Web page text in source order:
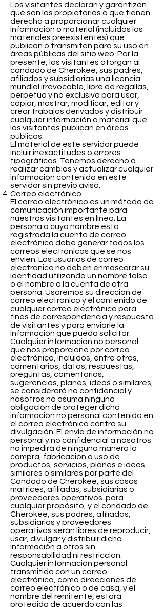
Los visitantes declaran y garantizan
que son los propietarios o que tienen
derecho a proporcionar cualquier
información o material (incluidos los
materiales preexistentes) que
publican o transmiten para su uso en
áreas públicas del sitio web. Por la
presente, los visitantes otorgan al
condado de Cherokee, sus padres,
afiliados y subsidiarias una licencia
mundial irrevocable, libre de regalías,
perpetua y no exclusiva para usar,
copiar, mostrar, modificar, editar y
crear trabajos derivados y distribuir
cualquier información o material que
los visitantes publican en áreas
públicas.
El material de este servidor puede
incluir inexactitudes o errores
tipográficos. Tenemos derecho a
realizar cambios y actualizar cualquier
información contenida en este
servidor sin previo aviso.
Correo electrónico
El correo electrónico es un método de
comunicación importante para
nuestros visitantes en línea. La
persona a cuyo nombre está
registrada la cuenta de correo
electrónico debe generar todos los
correos electrónicos que se nos
envíen. Los usuarios de correo
electrónico no deben enmascarar su
identidad utilizando un nombre falso
o el nombre o la cuenta de otra
persona. Usaremos su dirección de
correo electrónico y el contenido de
cualquier correo electrónico para
fines de correspondencia y respuesta
de visitantes y para enviarle la
información que pueda solicitar.
Cualquier información no personal
que nos proporcione por correo
electrónico, incluidos, entre otros,
comentarios, datos, respuestas,
preguntas, comentarios,
sugerencias, planes, ideas o similares,
se considerará no confidencial y
nosotros no asuma ninguna
obligación de proteger dicha
información no personal contenida en
el correo electrónico contra su
divulgación. El envío de información no
personal y no confidencial a nosotros
no impedirá de ninguna manera la
compra, fabricación o uso de
productos, servicios, planes e ideas
similares o similares por parte del
Condado de Cherokee, sus casas
matrices, afiliadas, subsidiarias o
proveedores operativos. para
cualquier propósito, y el condado de
Cherokee, sus padres, afiliados,
subsidiarias y proveedores
operativos serán libres de reproducir,
usar, divulgar y distribuir dicha
información a otros sin
responsabilidad ni restricción.
Cualquier información personal
transmitida con un correo
electrónico, como direcciones de
correo electrónico o de casa, y el
nombre del remitente, estará
protegida de acuerdo con las